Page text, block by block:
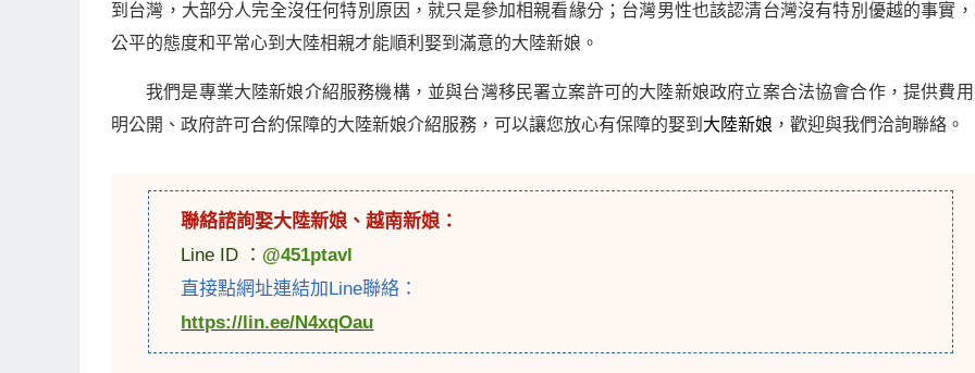
到台灣，大部分人完全沒任何特別原因，就只是參加相親看緣分；台灣男性也該認清台灣沒有特別優越的事實
公平的態度和平常心到大陸相親才能順利娶到滿意的大陸新娘。
我們是專業大陸新娘介紹服務機構，並與台灣移民署立案許可的大陸新娘政府立案合法協會合作，提供費
明公開、政府許可合約保障的大陸新娘介紹服務，可以讓您放心有保障的娶到 大陸新娘 ，歡迎與我們洽詢聯絡。
聯絡諮詢娶大陸新娘 、越南新娘 ：
Line ID ： @451ptavl
直接點網址連結加Line聯絡：
https://lin.ee/N4xqOau